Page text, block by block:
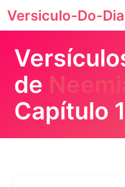
Versiculo-Do-
de
Capítulo